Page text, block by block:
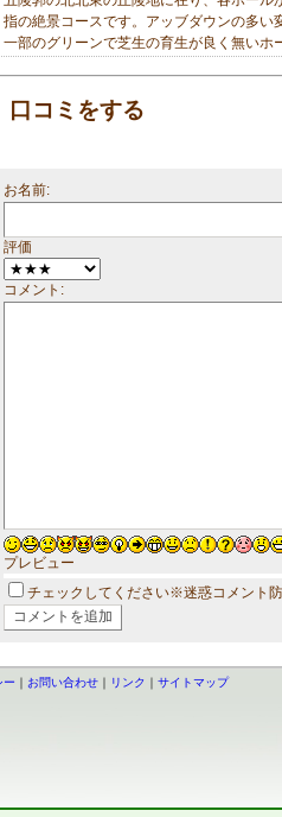
指の絶景コースです。アッブダウンの多
一部のグリーンで芝生の育生が良く無いホ
口コミをする
お名前:
評価
コメント:
プレビュー
チェックしてください※迷惑コメント
ー ｜ お問い合わせ｜ リンク ｜ サイトマップ